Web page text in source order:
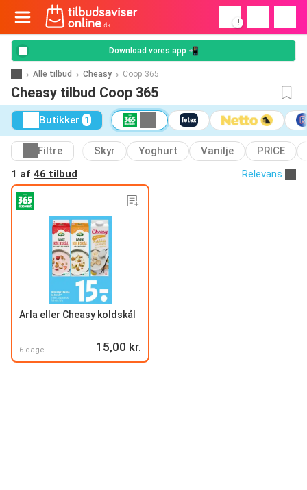
!
Download vores app 📲
Alle tilbud Cheasy Coop 365
Cheasy tilbud Coop 365
Butikker 1
Filtre Skyr Yoghurt Vanilje
PRICE
1 af 46 tilbud Relevans
Arla eller Cheasy koldskål
6 dage 15,00 kr.